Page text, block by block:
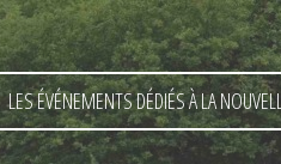
LES ÉVÉNEMENTS DÉDIÉS À LA